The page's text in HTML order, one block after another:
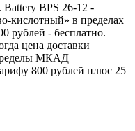
BPS 26-12 -
кислотный» в пределах
рублей - бесплатно.
цена доставки
МКАД
800 рублей плюс 25